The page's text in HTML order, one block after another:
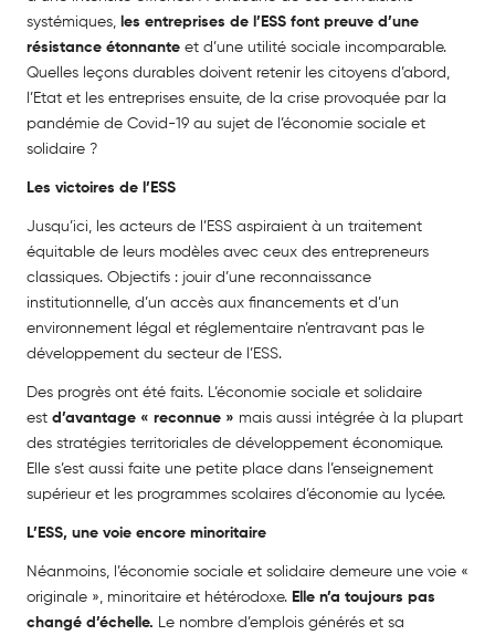
systémiques,
les entreprises de l’ESS font preuve d’une
résistance étonnante et d’une utilité sociale incomparable.
Quelles leçons durables doivent retenir les citoyens d’abord,
l’Etat et les entreprises ensuite, de la crise provoquée par la
pandémie de Covid-19 au sujet de l’économie sociale et
solidaire ?
Les victoires de l’ESS
Jusqu’ici, les acteurs de l’ESS aspiraient à un traitement
équitable de leurs modèles avec ceux des entrepreneurs
classiques. Objectifs : jouir d’une reconnaissance
institutionnelle, d’un accès aux financements et d’un
environnement légal et réglementaire n’entravant pas le
développement du secteur de l’ESS.
Des progrès ont été faits. L’économie sociale et solidaire
est d’avantage « reconnue » mais aussi intégrée à la plupart
des stratégies territoriales de développement économique.
Elle s’est aussi faite une petite place dans l’enseignement
supérieur et les programmes scolaires d’économie au lycée.
L’ESS, une voie encore minoritaire
Néanmoins, l’économie sociale et solidaire demeure une voie «
originale », minoritaire et hétérodoxe. Elle n’a toujours pas
changé d’échelle. Le nombre d’emplois générés et sa